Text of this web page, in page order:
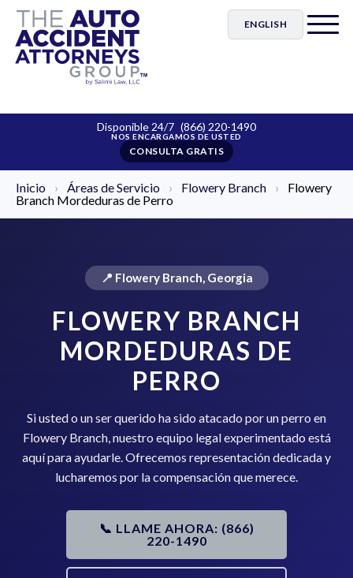
ENGLISH
Disponible 24/7 (866) 220-1490
CONSULTA GRATIS
Inicio › Áreas de Servicio › Flowery Branch ›
Flowery
Branch Mordeduras de Perro
📍 Flowery Branch, Georgia
FLOWERY BRANCH
MORDEDURAS DE
PERRO
Si usted o un ser querido ha sido atacado por un perro en
Flowery Branch, nuestro equipo legal experimentado está
aquí para ayudarle. Ofrecemos representación dedicada y
lucharemos por la compensación que merece.
📞 LLAME AHORA: (866)
220-1490